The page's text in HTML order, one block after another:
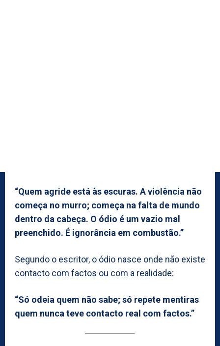
“Quem agride está às escuras. A violência não
começa no murro; começa na falta de mundo
dentro da cabeça. O ódio é um vazio mal
preenchido. É ignorância em combustão.”
Segundo o escritor, o ódio nasce onde não existe
contacto com factos ou com a realidade:
“Só odeia quem não sabe; só repete mentiras
quem nunca teve contacto real com factos.”